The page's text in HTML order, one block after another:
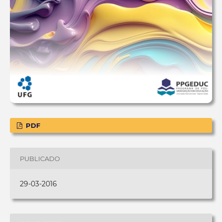
PDF
PUBLICADO
29-03-2016